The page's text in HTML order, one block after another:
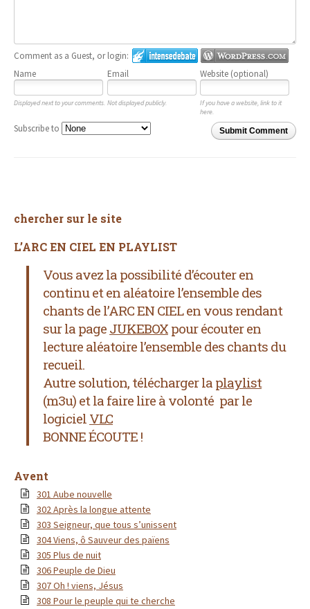
Comment as a Guest, or login:
Name
Email Website (optional)
Displayed next to your comments. Not displayed publicly.
If you have a website, link to it
here.
Submit Comment
Subscribe to
chercher sur le site
L’ARC EN CIEL EN PLAYLIST
Vous avez la possibilité d’écouter en
continu et en aléatoire l’ensemble des
chants de l’ARC EN CIELen vous rendant
sur la page JUKEBOX pour écouter en
lecture aléatoire l’ensemble des chants du
recueil.
Autre solution, télécharger la playlist
(m3u) et la faire lire à volonté par le
logiciel VLC
BONNE ÉCOUTE !
Avent
301 Aube nouvelle
302 Après la longue attente
303 Seigneur, que tous s’unissent
304 Viens, ô Sauveur des païens
305 Plus de nuit
306 Peuple de Dieu
307 Oh ! viens, Jésus
308 Pour le peuple qui te cherche